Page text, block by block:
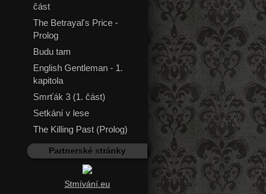
část
The Betrayal's Price -
Prolog
Budu tam
English Gentleman - 1.
kapitola
Smrťák 3 (1. část)
Setkání v lese
The Killing Past (Prolog)
Partnerské stránky
Stmívání.eu